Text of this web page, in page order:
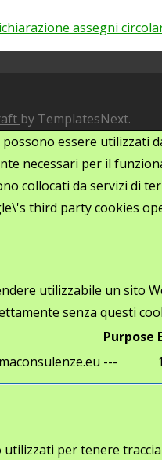
assegni
by TemplatesNext.
essere utilizzati
necessari per il
collocati da servizi di
third party cookies
utilizzabile un sito
senza questi
Purpose
---
per tenere